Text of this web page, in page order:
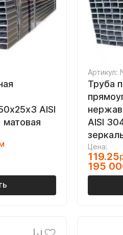
AISI
Артикул:
Труба
AISI
Цена:
119.25
195